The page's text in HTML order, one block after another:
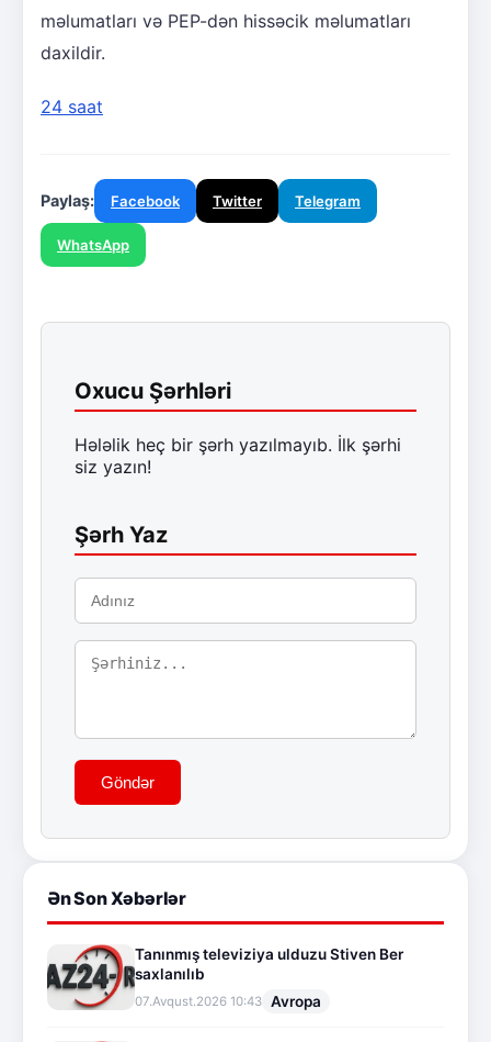
məlumatları və PEP-dən hissəcik məlumatları
daxildir.
24 saat
Paylaş: Facebook Twitter Telegram
WhatsApp
Oxucu Şərhləri
Hələlik heç bir şərh yazılmayıb. İlk şərhi
siz yazın!
Şərh Yaz
Göndər
Ən Son Xəbərlər
Tanınmış televiziya ulduzu Stiven Ber
saxlanılıb
07.Avqust.2026 10:43 Avropa